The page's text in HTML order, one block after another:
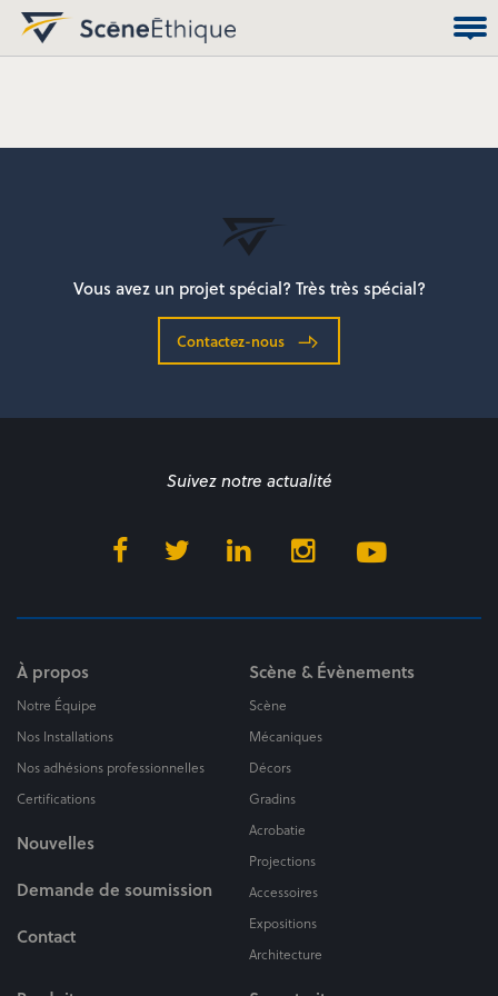
Vous avez un projet spécial? Très très spécial?
Contactez-nous
Suivez notre actualité
À propos
Notre Équipe
Nos Installations
Nos adhésions professionnelles
Certifications
Nouvelles
Demande de soumission
Contact
Scène & Évènements
Scène
Mécaniques
Décors
Gradins
Acrobatie
Projections
Accessoires
Expositions
Architecture